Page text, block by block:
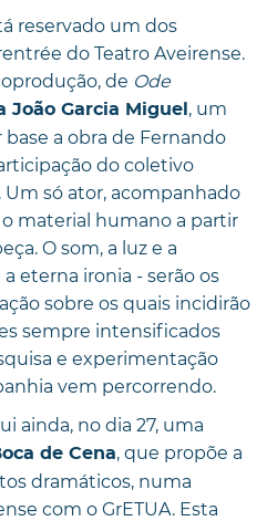
reservado um dos
do Teatro Aveirense.
de Ode
João Garcia Miguel, um
a obra de Fernando
do coletivo
Um só ator, acompanhado
material humano a partir
O som, a luz e a
eterna ironia - serão os
sobre os quais incidirão
sempre intensificados
e experimentação
vem percorrendo.
ainda, no dia 27, uma
de Cena, que propõe a
dramáticos, numa
com o GrETUA. Esta